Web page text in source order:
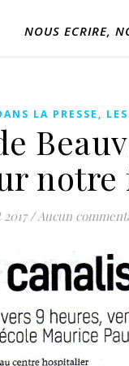
NOUS ECRIRE,
LA PRESSE,
/Aucun